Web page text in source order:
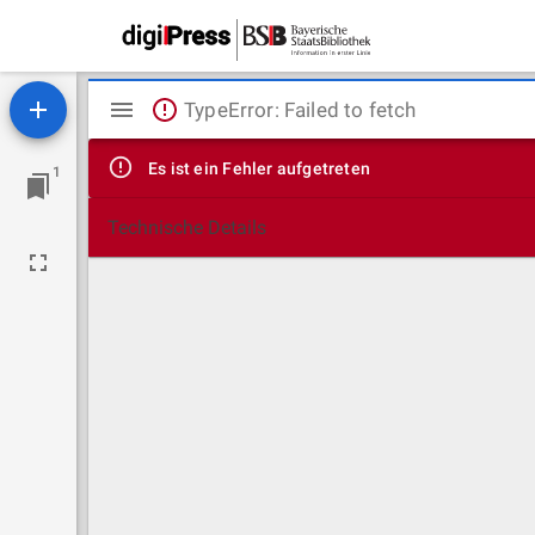
1
Mirador
Viewer
TypeError: Failed to fetch
Es ist ein Fehler aufgetreten
Technische Details